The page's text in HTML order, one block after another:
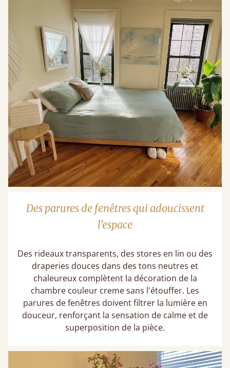
Des parures de fenêtres qui adoucissent
l'espace
Des rideaux transparents, des stores en lin ou des
draperies douces dans des tons neutres et
chaleureux complètent la décoration de la
chambre couleur creme sans l'étouffer. Les
parures de fenêtres doivent filtrer la lumière en
douceur, renforçant la sensation de calme et de
superposition de la pièce.